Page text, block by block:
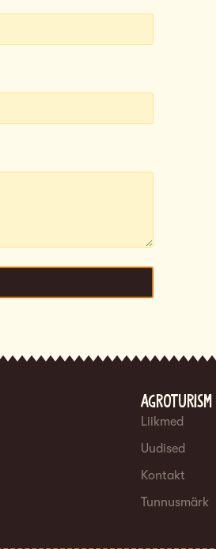
Agroturism
Liikmed
Uudised
Kontakt
Tunnusmärk